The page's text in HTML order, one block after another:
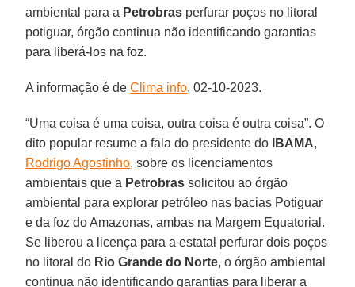
ambiental para a Petrobras perfurar poços no litoral
potiguar, órgão continua não identificando garantias
para liberá-los na foz.
A informação é deClima info, 02-10-2023.
“Uma coisa é uma coisa, outra coisa é outra coisa”. O
dito popular resume a fala do presidente do
IBAMA,
Rodrigo Agostinho, sobre os licenciamentos
ambientais que a Petrobras solicitou ao órgão
ambiental para explorar petróleo nas bacias Potiguar
e da foz do Amazonas, ambas na Margem Equatorial.
Se liberou a licença para a estatal perfurar dois poços
no litoral do Rio Grande do Norte, o órgão ambiental
continua não identificando garantias para liberar a